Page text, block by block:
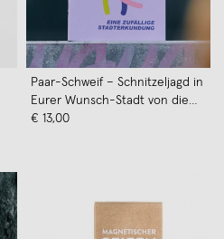
Paar-Schweif – Schnitzeljagd in
Eurer Wunsch-Stadt von die
Schweiferei
€ 13,00